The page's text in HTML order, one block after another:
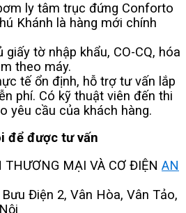
ly tâm trục đứng Conforto
Khánh là hàng mới chính
giấy tờ nhập khẩu, CO-CQ, hóa
theo máy.
tế ổn định, hỗ trợ tư vấn lắp
phí. Có kỹ thuật viên đến thi
yêu cầu của khách hàng.
để được tư vấn
THƯƠNG MẠI VÀ CƠ ĐIỆN AN
Điện 2, Vân Hòa, Vân Tảo,